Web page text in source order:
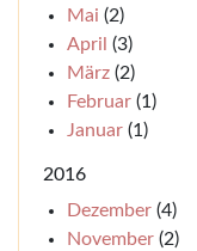
Mai (2)
April (3)
März (2)
Februar (1)
Januar (1)
2016
Dezember (4)
November (2)